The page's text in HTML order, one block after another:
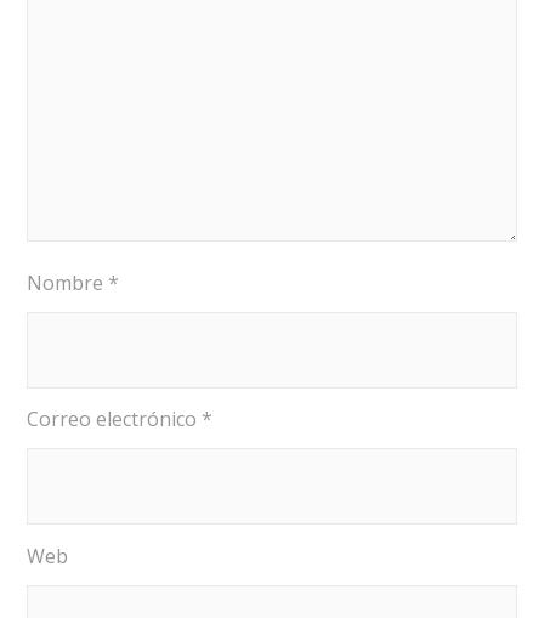
Nombre *
Correo electrónico *
Web